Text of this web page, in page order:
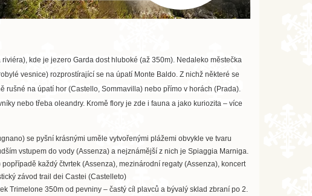
kde je jezero Garda dost hluboké (až 350m). Nedaleko městečka
vesnice) rozprostírající se na úpatí Monte Baldo. Z nichž některé se
na úpatí hor (Castello, Sommavilla) nebo přímo v horách (Prada).
nebo třeba oleandry. Kromě flory je zde i fauna a jako kuriozita – více
se pyšní krásnými uměle vytvořenými plážemi obvykle ve tvaru
vstupem do vody (Assenza) a nejznámější z nich je Spiaggia Marniga.
každý čtvrtek (Assenza), mezinárodní regaty (Assenza), koncert
závod trail dei Castei (Castelleto)
Trimelone 350m od pevniny – častý cíl plavců a bývalý sklad zbraní po 2.